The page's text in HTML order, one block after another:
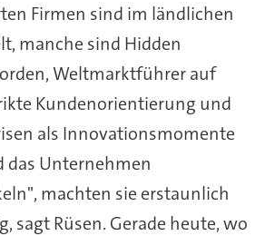
Firmen sind im ländlichen
manche sind Hidden
Weltmarktführer auf
Kundenorientierung und
als Innovationsmomente
das Unternehmen
machten sie erstaunlich
sagt Rüsen. Gerade heute, wo